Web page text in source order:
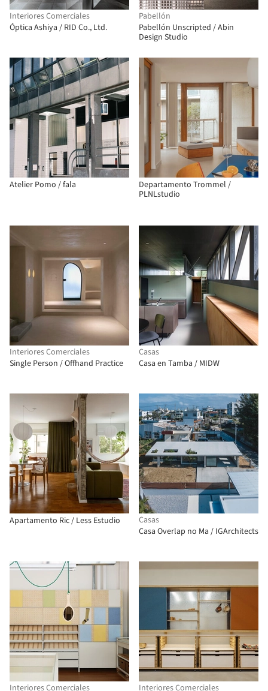
Interiores Comerciales
Óptica Ashiya / RID Co., Ltd.
Pabellón
Pabellón Unscripted / Abin
Design Studio
Atelier Pomo / fala
Departamento Trommel /
PLNLstudio
Interiores Comerciales
Single Person / Offhand Practice
Casas
Casa en Tamba / MIDW
Apartamento Ric / Less Estudio
Casas
Casa Overlap no Ma / IGArchitects
Interiores Comerciales
Interiores Comerciales